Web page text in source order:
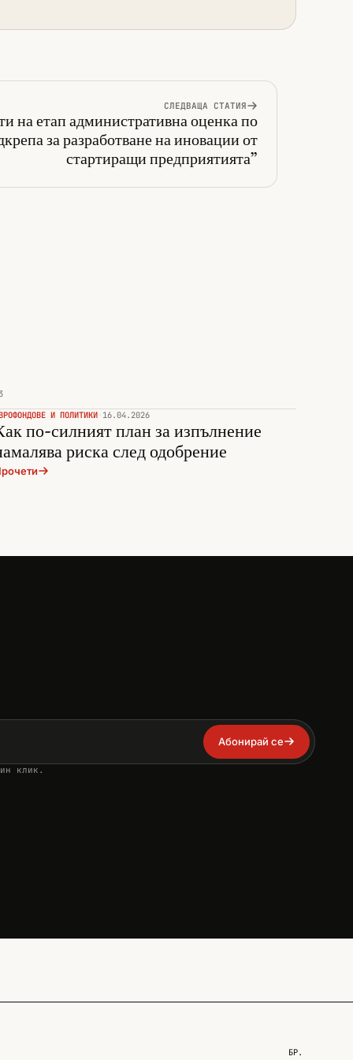
СЛЕДВАЩА СТАТИЯ
на етап административна оценка по
за разработване на иновации от
стартиращи предприятията”
И ПОЛИТИКИ · 16.04.2026
по-силният план за изпълнение
риска след одобрение
Абонирай се
клик.
БР.